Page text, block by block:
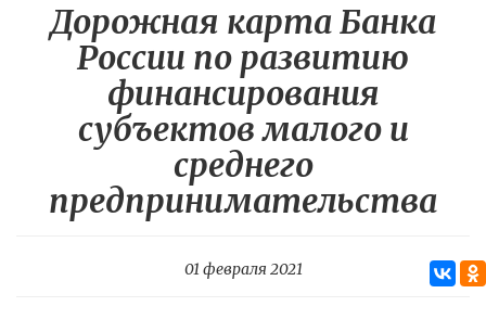
Дорожная карта Банка
России по развитию
финансирования
субъектов малого и
среднего
предпринимательства
01 февраля 2021